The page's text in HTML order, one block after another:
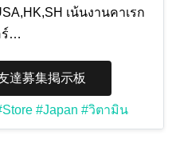
เน้นงานคาเรก
ร์…
達募集掲示板
#Japan #วิตามิน